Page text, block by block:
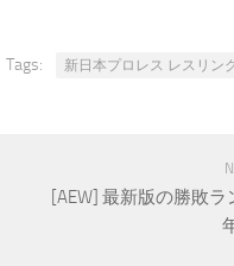
Tags: 新日本プロレス レスリン
[AEW] 最新版の勝敗